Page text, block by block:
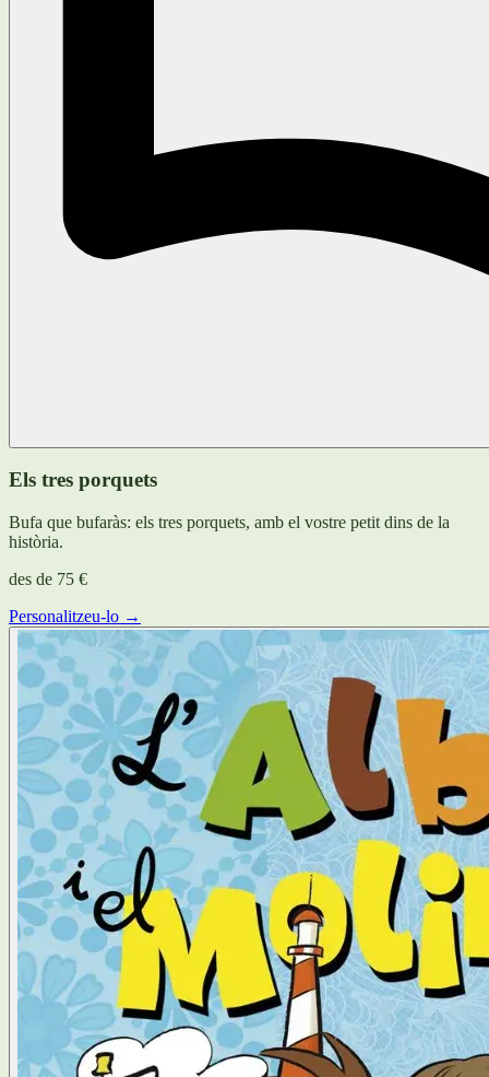
Els tres porquets
Bufa que bufaràs: els tres porquets, amb el vostre petit dins de la
història.
des de 75 €
Personalitzeu-lo →